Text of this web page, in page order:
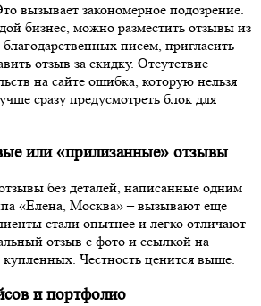
вызывает закономерное подозрение.
бизнес, можно разместить отзывы из
писем, пригласить
отзыв за скидку. Отсутствие
на сайте ошибка, которую нельзя
сразу предусмотреть блок для
или «прилизанные» отзывы
без деталей, написанные одним
«Елена, Москва» – вызывают еще
стали опытнее и легко отличают
отзыв с фото и ссылкой на
Честность ценится выше.
и портфолио